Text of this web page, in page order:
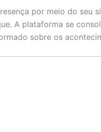
por meio do seu
A plataforma se
sobre os